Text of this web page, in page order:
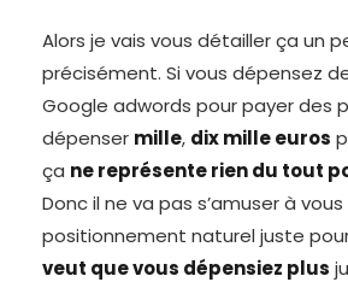
Alors je vais vous détailler ça un
précisément. Si vous dépensez
Google adwords pour payer des
dépenser mille, dix mille euros
ça ne représente rien du tout
Donc il ne va pas s’amuser à
positionnement naturel juste pour
veut que vous dépensiez plus